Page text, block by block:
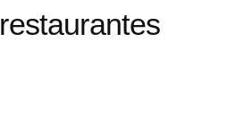
restaurantes